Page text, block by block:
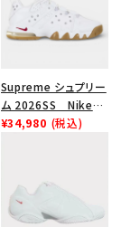
Supreme シュプリー
ム 2026SS Nike
SB Air Max 2 CB 94
¥34,980 (税込)